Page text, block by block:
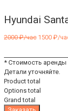
Hyundai
2000₽/час 1500 ₽/
* Стоимость аренды
Детали уточняйте.
Product total
Options total
Grand total